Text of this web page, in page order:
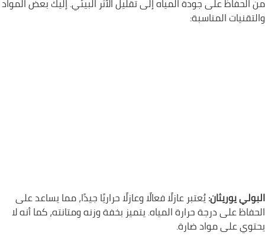
من الحفاظ على جودة المياه إلى تقليل الأثر البيئي. إليك بعض المواد
والتقنيات المناسبة:
البولي يوريثان:يُعتبر عازلًا فعالًا وعازلًا حراريًا جيدًا، مما يساعد على
الحفاظ على درجة حرارة المياه. يتميز بخفة وزنه ومتانته، كما أنه لا
يحتوي على مواد ضارة.